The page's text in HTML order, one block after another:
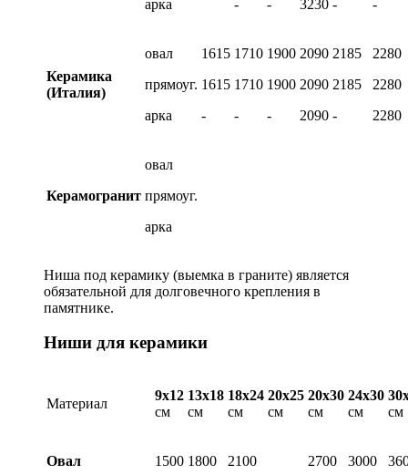
арка - - 3230 - -
Керамика
(Италия)
овал
прямоуг.
арка
1615
1615
-
1710
1710
-
1900
1900
-
2090
2090
2090
2185
2185
-
2280
2280
2280
Керамогранит
овал
прямоуг.
арка
Ниша под керамику (выемка в граните) является
обязательной для долговечного крепления в
памятнике.
Ниши для керамики
Материал
9х12
см
13х18
см
18х24
см
20х25
см
20х30
см
24х30
см
см
Овал 1500 1800 2100 2700 3000